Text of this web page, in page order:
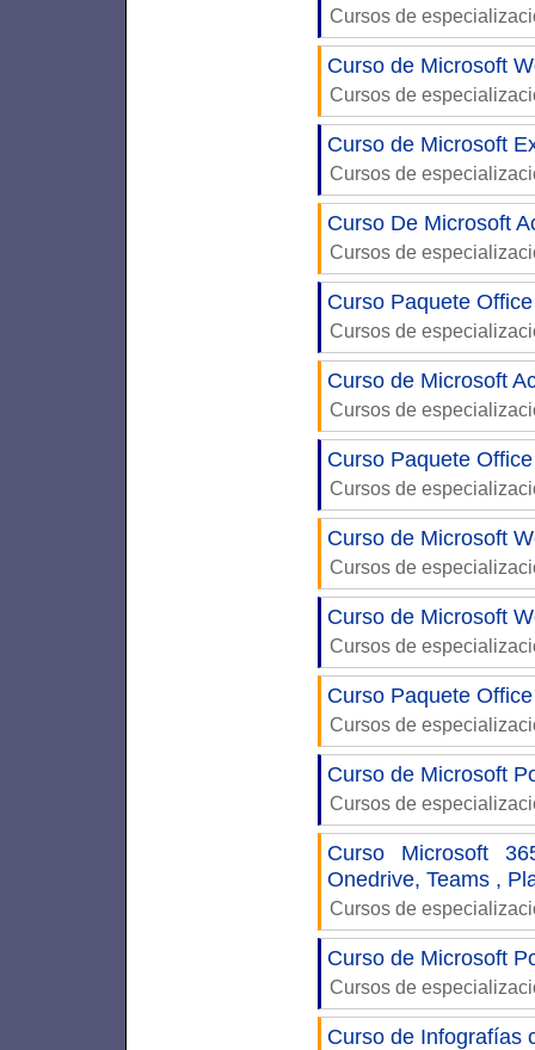
Cursos de
Curso de Microsoft
Cursos de
Curso de Microsoft
Cursos de
Curso De Microsoft
Cursos de
Curso Paquete
Cursos de
Curso de Microsoft
Cursos de
Curso Paquete
Cursos de
Curso de Microsoft
Cursos de
Curso de Microsoft
Cursos de
Curso Paquete
Cursos de
Curso de Microsoft
Cursos de
Curso Microsoft
Onedrive, Teams ,
Cursos de
Curso de Microsoft
Cursos de
Curso de Infografías